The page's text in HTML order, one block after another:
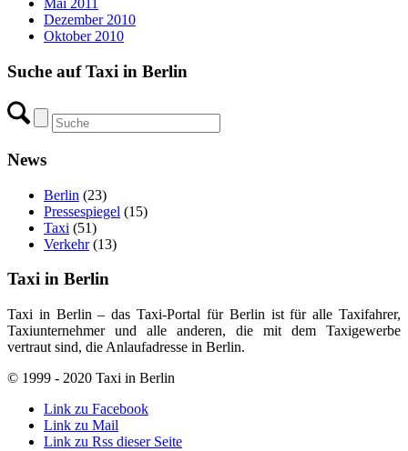
Dezember 2010
Oktober 2010
Suche auf Taxi in Berlin
News
Berlin (23)
Pressespiegel (15)
Taxi (51)
Verkehr(13)
Taxi in Berlin
Taxi in Berlin – das Taxi-Portal für Berlin ist für alle Taxifahrer,
Taxiunternehmer und alle anderen, die mit dem Taxigewerbe
vertraut sind, die Anlaufadresse in Berlin.
© 1999 - 2020 Taxi in Berlin
Link zu Facebook
Link zu Mail
Link zu Rss dieser Seite